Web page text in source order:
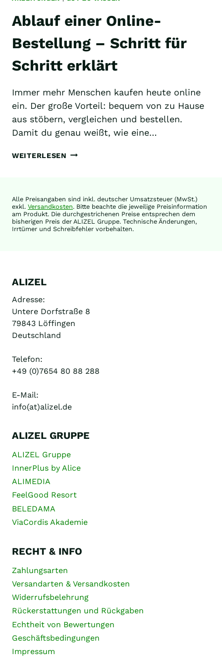
Ablauf einer Online-
Bestellung – Schritt für
Schritt erklärt
Immer mehr Menschen kaufen heute online
ein. Der große Vorteil: bequem von zu Hause
aus stöbern, vergleichen und bestellen.
Damit du genau weißt, wie eine…
WEITERLESEN ABLAUF
SCHRITT
FÜR
SCHRITT
Alle Preisangaben sind inkl. deutscher Umsatzsteuer (MwSt.)
exkl. Versandkosten. Bitte beachte die jeweilige Preisinformation
am Produkt. Die durchgestrichenen Preise entsprechen dem
bisherigen Preis der ALIZEL Gruppe. Technische Änderungen,
Irrtümer und Schreibfehler vorbehalten.
ALIZEL
Adresse:
Untere Dorfstraße 8
79843 Löffingen
Deutschland
Telefon:
+49 (0)7654 80 88 288
E-Mail:
info(at)alizel.de
ALIZEL GRUPPE
ALIZEL Gruppe
InnerPlus by Alice
ALIMEDIA
FeelGood Resort
BELEDAMA
ViaCordis Akademie
RECHT & INFO
Zahlungsarten
Versandarten & Versandkosten
Widerrufsbelehrung
Rückerstattungen und Rückgaben
Echtheit von Bewertungen
Geschäftsbedingungen
Impressum